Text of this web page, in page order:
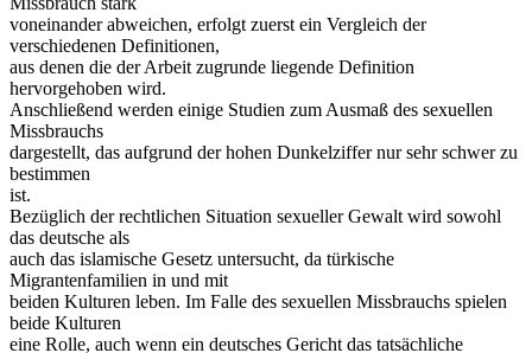
voneinander abweichen, erfolgt zuerst ein Vergleich der
verschiedenen Definitionen,
aus denen die der Arbeit zugrunde liegende Definition
hervorgehoben wird.
Anschließend werden einige Studien zum Ausmaß des sexuellen
Missbrauchs
dargestellt, das aufgrund der hohen Dunkelziffer nur sehr schwer zu
bestimmen
ist.
Bezüglich der rechtlichen Situation sexueller Gewalt wird sowohl
das deutsche als
auch das islamische Gesetz untersucht, da türkische
Migrantenfamilien in und mit
beiden Kulturen leben. Im Falle des sexuellen Missbrauchs spielen
beide Kulturen
eine Rolle, auch wenn ein deutsches Gericht das tatsächliche